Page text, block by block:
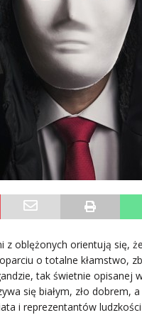
oblężonych orientują się,
o totalne kłamstwo,
tak świetnie opisanej
się białym, zło dobrem,
i reprezentantów ludzkości